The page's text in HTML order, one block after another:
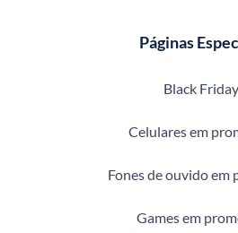
Páginas
Black Friday
Celulares em
Fones de ouvido em
Games em